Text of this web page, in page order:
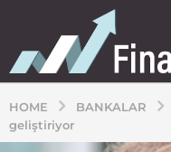
HOME BANKALAR
geliştiriyor